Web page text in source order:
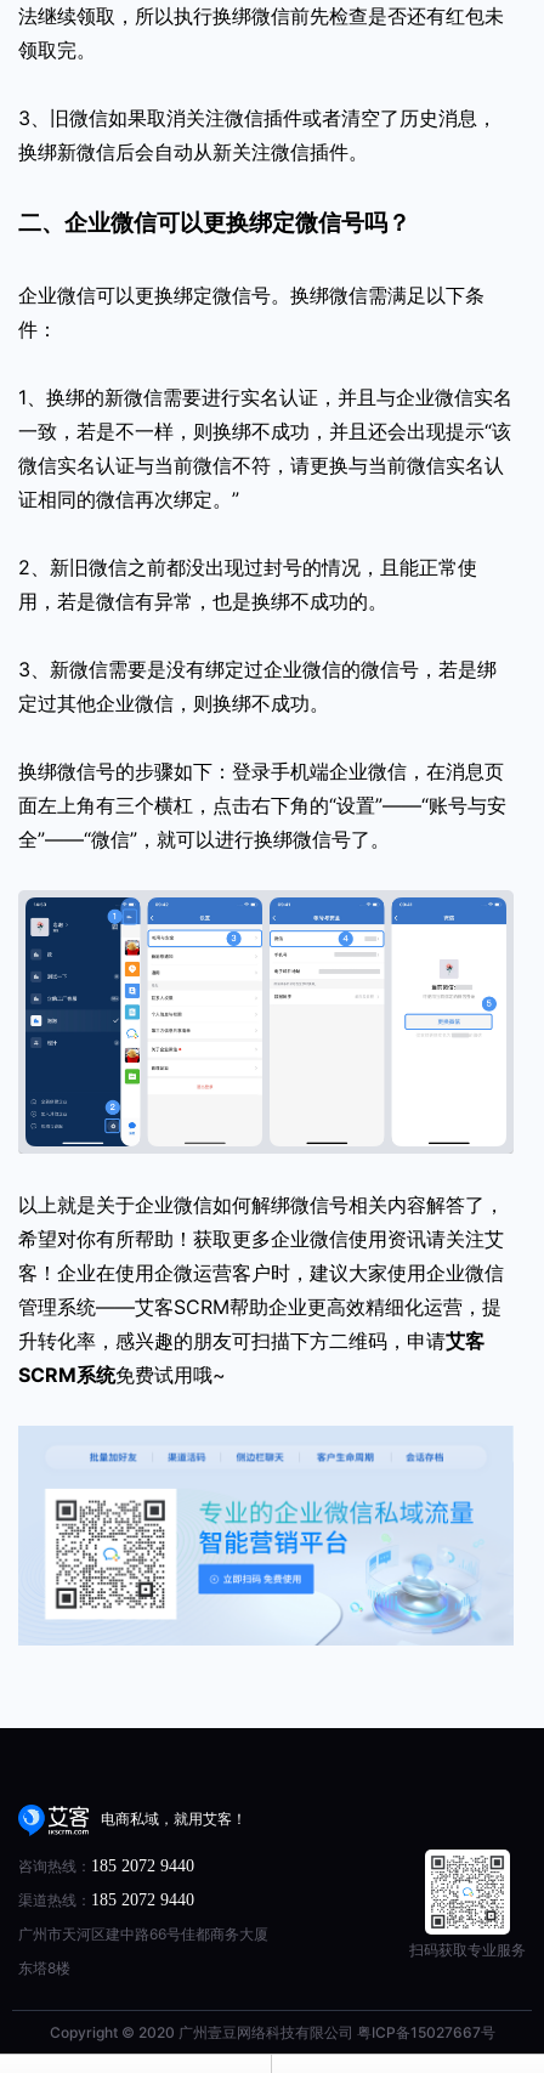
法继续领取，所以执行换绑微信前先检查是否还有红包未
领取完。
3、旧微信如果取消关注微信插件或者清空了历史消息，
换绑新微信后会自动从新关注微信插件。
二、企业微信可以更换绑定微信号吗？
企业微信可以更换绑定微信号。换绑微信需满足以下条
件：
1、换绑的新微信需要进行实名认证，并且与企业微信实名
一致，若是不一样，则换绑不成功，并且还会出现提示“该
微信实名认证与当前微信不符，请更换与当前微信实名认
证相同的微信再次绑定。”
2、新旧微信之前都没出现过封号的情况，且能正常使
用，若是微信有异常，也是换绑不成功的。
3、新微信需要是没有绑定过企业微信的微信号，若是绑
定过其他企业微信，则换绑不成功。
换绑微信号的步骤如下：登录手机端企业微信，在消息页
面左上角有三个横杠，点击右下角的“设置”——“账号与安
全”——“微信”，就可以进行换绑微信号了。
以上就是关于企业微信如何解绑微信号相关内容解答了，
希望对你有所帮助！获取更多企业微信使用资讯请关注艾
客！企业在使用企微运营客户时，建议大家使用企业微信
管理系统——艾客SCRM帮助企业更高效精细化运营，提
升转化率，感兴趣的朋友可扫描下方二维码，申请艾客
SCRM系统免费试用哦~
电商私域，就用艾客！
咨询热线： 185 2072 9440
渠道热线： 185 2072 9440
广州市天河区建中路66号佳都商务大厦
东塔8楼
扫码获取专业服务
Copyright © 2020 广州壹豆网络科技有限公司 粤ICP备15027667号